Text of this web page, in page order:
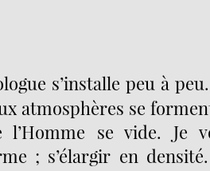
s’installe peu à
atmosphères se
l’Homme se vide. Je
; s’élargir en